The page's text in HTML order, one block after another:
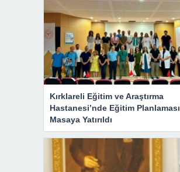
Kırklareli Eğitim ve Araştırma
Hastanesi’nde Eğitim Planlaması
Masaya Yatırıldı